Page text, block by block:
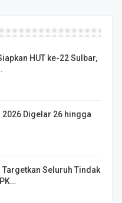
HUT ke-22 Sulbar,
Digelar 26 hingga
Seluruh Tindak